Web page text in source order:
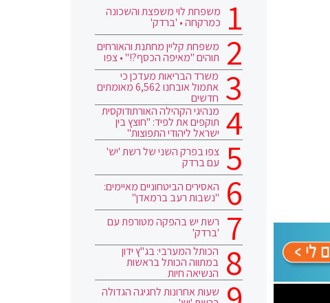
משפחת לוי משפצת והשכונה
כמרקחה • 'ברדק'
משפחת קליין מחתנת והאורחים
תוהים "מאיפה הכסף?!" • צפו
משרד הבריאות מעדכן כי
אתמול אובחנו 6,562 מאומתים
חדשים
מנהיגי הקהילה האורתודוקסית
תוקפים את לפיד: "חוצץ בין
ישראל ליהודי התפוצות"
צפו בפרק השני של רשת 'יש'
עם ברדק
האסירים הביטחוניים מאיימים:
"נשבות רעב ברמאדן"
רשת יש בהפקה מטורפת עם
'ברדק'
הכותל המערבי: בג"ץ ידון
במתווה הכותל בראשות
הנשיאה חיות
שעות אחרונות לחגיגה הגדולה